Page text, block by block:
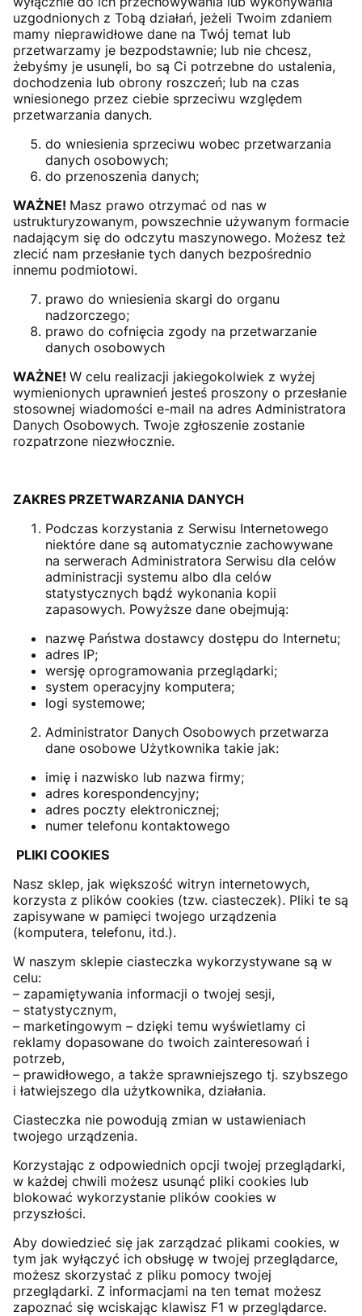
uzgodnionych z Tobą działań, jeżeli Twoim zdaniem
mamy nieprawidłowe dane na Twój temat lub
przetwarzamy je bezpodstawnie; lub nie chcesz,
żebyśmy je usunęli, bo są Ci potrzebne do ustalenia,
dochodzenia lub obrony roszczeń; lub na czas
wniesionego przez ciebie sprzeciwu względem
przetwarzania danych.
do wniesienia sprzeciwu wobec przetwarzania
danych osobowych;
do przenoszenia danych;
WAŻNE! Masz prawo otrzymać od nas w
ustrukturyzowanym, powszechnie używanym formacie
nadającym się do odczytu maszynowego. Możesz też
zlecić nam przesłanie tych danych bezpośrednio
innemu podmiotowi.
prawo do wniesienia skargi do organu
nadzorczego;
prawo do cofnięcia zgody na przetwarzanie
danych osobowych
WAŻNE! W celu realizacji jakiegokolwiek z wyżej
wymienionych uprawnień jesteś proszony o przesłanie
stosownej wiadomości e-mail na adres Administratora
Danych Osobowych. Twoje zgłoszenie zostanie
rozpatrzone niezwłocznie.
ZAKRES PRZETWARZANIA DANYCH
Podczas korzystania z Serwisu Internetowego
niektóre dane są automatycznie zachowywane
na serwerach Administratora Serwisu dla celów
administracji systemu albo dla celów
statystycznych bądź wykonania kopii
zapasowych. Powyższe dane obejmują:
nazwę Państwa dostawcy dostępu do Internetu;
adres IP;
wersję oprogramowania przeglądarki;
system operacyjny komputera;
logi systemowe;
Administrator Danych Osobowych przetwarza
dane osobowe Użytkownika takie jak:
imię i nazwisko lub nazwa firmy;
adres korespondencyjny;
adres poczty elektronicznej;
numer telefonu kontaktowego
PLIKI COOKIES
Nasz sklep, jak większość witryn internetowych,
korzysta z plików cookies (tzw. ciasteczek). Pliki te są
zapisywane w pamięci twojego urządzenia
(komputera, telefonu, itd.).
W naszym sklepie ciasteczka wykorzystywane są w
celu:
– zapamiętywania informacji o twojej sesji,
– statystycznym,
– marketingowym – dzięki temu wyświetlamy ci
reklamy dopasowane do twoich zainteresowań i
potrzeb,
– prawidłowego, a także sprawniejszego tj. szybszego
i łatwiejszego dla użytkownika, działania.
Ciasteczka nie powodują zmian w ustawieniach
twojego urządzenia.
Korzystając z odpowiednich opcji twojej przeglądarki,
w każdej chwili możesz usunąć pliki cookies lub
blokować wykorzystanie plików cookies w
przyszłości.
Aby dowiedzieć się jak zarządzać plikami cookies, w
tym jak wyłączyć ich obsługę w twojej przeglądarce,
możesz skorzystać z pliku pomocy twojej
przeglądarki. Z informacjami na ten temat możesz
zapoznać się wciskając klawisz F1 w przeglądarce.